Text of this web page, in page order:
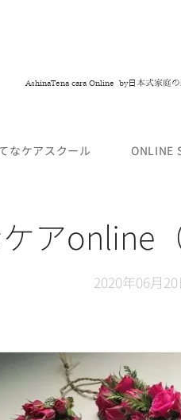
AshinaTena cara Online by日本式家庭
なケアスクール ONLINE
アonline
2020年06月20